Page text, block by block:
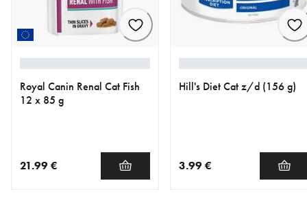
Royal Canin Renal Cat Fish
12 x 85 g
21.99 €
Hill's Diet Cat z/d (156 g)
3.99 €